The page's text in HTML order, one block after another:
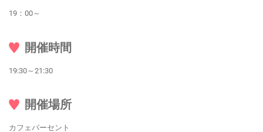
19：00～
開催時間
19:30～21:30
開催場所
カフェパーセント